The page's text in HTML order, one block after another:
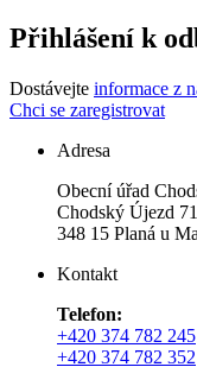
Přihlášení k
Dostávejte informace z
Chci se zaregistrovat
Adresa
Obecní úřad
Chodský Újezd 71
348 15 Planá u
Kontakt
Telefon:
+420 374 782 245
+420 374 782 352